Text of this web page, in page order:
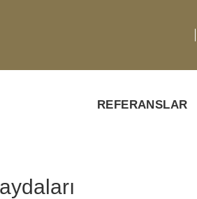
REFERANSLAR